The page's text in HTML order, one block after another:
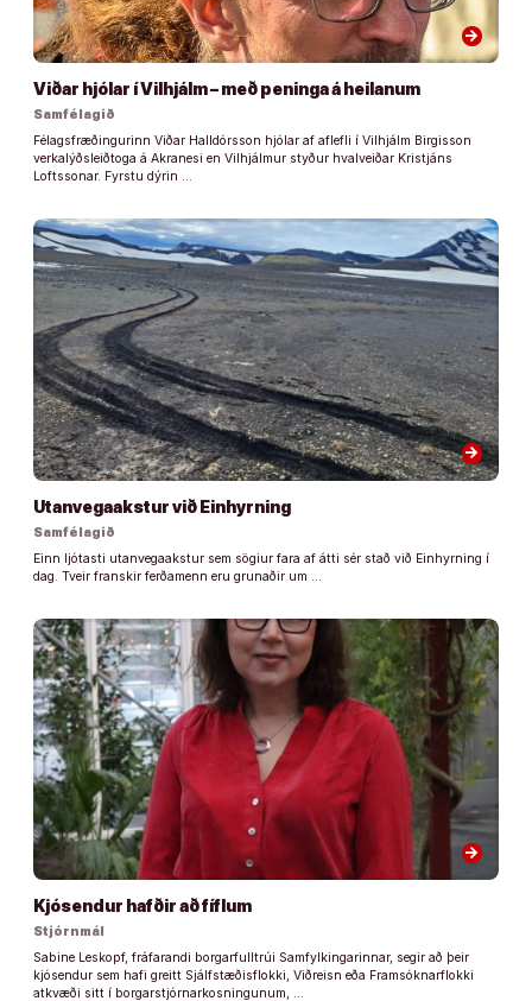
arrow_forward
Viðar hjólar í Vilhjálm – með peninga á heilanum
Samfélagið
Félagsfræðingurinn Viðar Halldórsson hjólar af aflefli í Vilhjálm Birgisson
verkalýðsleiðtoga á Akranesi en Vilhjálmur styður hvalveiðar Kristjáns
Loftssonar. Fyrstu dýrin …
arrow_forward
Utanvegaakstur við Einhyrning
Samfélagið
Einn ljótasti utanvegaakstur sem sögiur fara af átti sér stað við Einhyrning í
dag. Tveir franskir ferðamenn eru grunaðir um …
arrow_forward
Kjósendur hafðir að fíflum
Stjórnmál
Sabine Leskopf, fráfarandi borgarfulltrúi Samfylkingarinnar, segir að þeir
kjósendur sem hafi greitt Sjálfstæðisflokki, Viðreisn eða Framsóknarflokki
atkvæði sitt í borgarstjórnarkosningunum, …